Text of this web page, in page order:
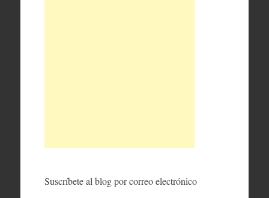
Suscríbete al blog por correo electrónico